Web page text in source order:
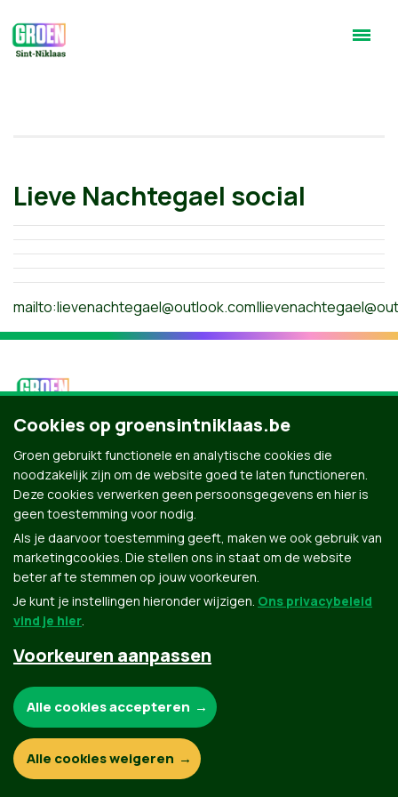
Lieve Nachtegael social
mailto:lievenachtegael@outlook.com|
Groen.be
© Copyright Groen 2026 | Gemaakt metNationBuilder| Gebouwd door
Contact Privacybeleid
Cookies op groensintniklaas.be
Groen gebruikt functionele en analytische cookies die
noodzakelijk zijn om de website goed te laten functioneren.
Deze cookies verwerken geen persoonsgegevens en hier is
geen toestemming voor nodig.
Als je daarvoor toestemming geeft, maken we ook gebruik van
marketingcookies. Die stellen ons in staat om de website
beter af te stemmen op jouw voorkeuren.
Je kunt je instellingen hieronder wijzigen. Ons privacybeleid
vind je hier.
Voorkeuren aanpassen
Functionele en analytische cookies:
Alle cookies accepteren
Alle cookies weigeren